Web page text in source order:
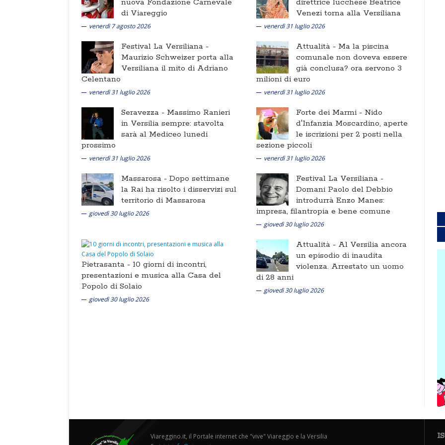
nuova Fondazione Carnevale
di Viareggio
venerdì 7 agosto 2026
direttrice lucchese Beatrice
Venezi torna alla Versiliana
venerdì 31 luglio 2026
Festival La Versiliana -
Maurizio Schweizer porta alla
Versiliana il mito di Adriano
Celentano
venerdì 31 luglio 2026
Attualità - Ma la piscina
comunale non doveva essere
già conclusa? ora servono 3
milioni di euro
venerdì 31 luglio 2026
Seravezza - Massimo Ranieri
in Versilia sempre: stavolta
sarà al Mediceo lunedi
prossimo
venerdì 31 luglio 2026
Forte dei Marmi - Nido
d'Infanzia Moscardino, aperte
le iscrizioni per 2 posti nella
sezione piccoli
venerdì 31 luglio 2026
Massarosa - Dopo settimane
la Rai ha risolto i disservizi sul
territorio di Massarosa
giovedì 30 luglio 2026
Festival La Versiliana -
Domani Paolo del Debbio
introdurrà Enzo Manes:
impresa, filantropia e bene comune
giovedì 30 luglio 2026
Pietrasanta - 10 giorni di incontri,
presentazioni e musica alla Casa del
Popolo di Solaio
giovedì 30 luglio 2026
Attualità - Al Versilia ancora
un episodio di inaudita
violenza. Arrestato un uomo
di 28 anni
giovedì 30 luglio 2026
Viareggino.it, il Portale internet che "vive" Viareggio e la Versilia